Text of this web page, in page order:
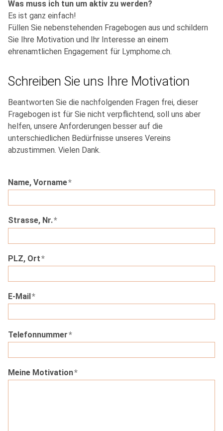
Was muss ich tun um aktiv zu werden?
Es ist ganz einfach!
Füllen Sie nebenstehenden Fragebogen aus und schildern
Sie Ihre Motivation und Ihr Interesse an einem
ehrenamtlichen Engagement für Lymphome.ch.
Schreiben Sie uns Ihre Motivation
Beantworten Sie die nachfolgenden Fragen frei, dieser
Fragebogen ist für Sie nicht verpflichtend, soll uns aber
helfen, unsere Anforderungen besser auf die
unterschiedlichen Bedürfnisse unseres Vereins
abzustimmen. Vielen Dank.
Name, Vorname*
Strasse, Nr.*
PLZ, Ort*
E-Mail*
Telefonnummer*
Meine Motivation*